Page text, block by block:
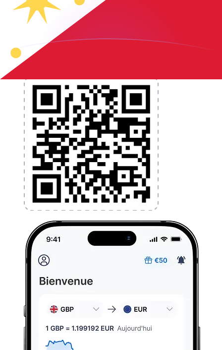
et la gestion de vos devises. Convertissez des devises,
programmez des alertes de taux et transférez de
l'argent à l'étranger sans frais cachés. Téléchargez
l'application dès aujourd'hui !